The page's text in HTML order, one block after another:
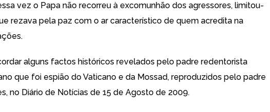
vez o Papa não recorreu à excomunhão dos agressores, limitou-
rezava pela paz com o ar característico de quem acredita na
alguns factos históricos revelados pelo padre redentorista
que foi espião do Vaticano e da Mossad, reproduzidos pelo padre
no Diário de Notícias de 15 de Agosto de 2009.